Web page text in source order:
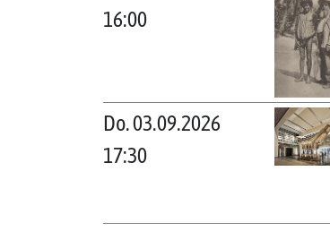
16:00
Do. 03.09.2026
17:30